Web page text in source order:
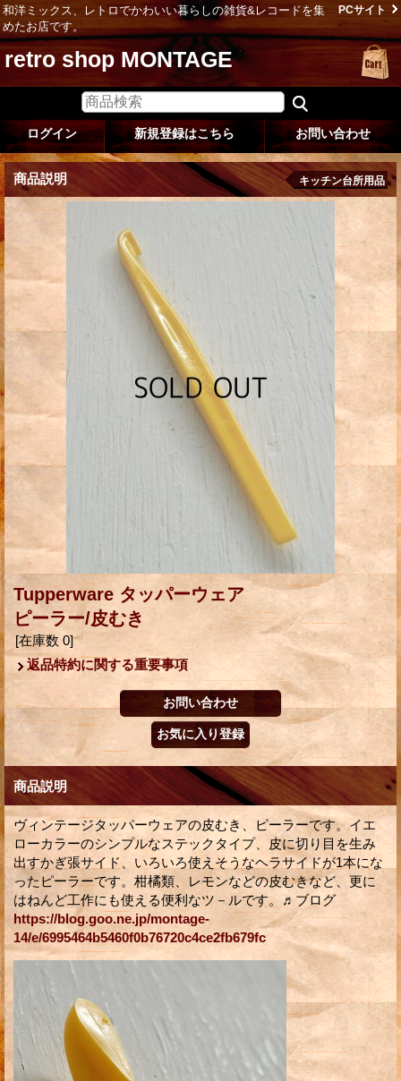
和洋ミックス、レトロでかわいい暮らしの雑貨&レコードを集
めたお店です。
PCサイト
retro shop MONTAGE
ログイン 新規登録はこちら お問い合わせ
商品説明 キッチン台所用品
Tupperware タッパーウェア
ピーラー/皮むき
[在庫数 0]
返品特約に関する重要事項
商品説明
ヴィンテージタッパーウェアの皮むき、ピーラーです。イエ
ローカラーのシンプルなステックタイプ、皮に切り目を生み
出すかぎ張サイド、いろいろ使えそうなヘラサイドが1本にな
ったピーラーです。柑橘類、レモンなどの皮むきなど、更に
はねんど工作にも使える便利なツ－ルです。♬ブログ
https://blog.goo.ne.jp/montage-
14/e/6995464b5460f0b76720c4ce2fb679fc